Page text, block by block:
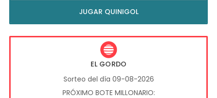
JUGAR QUINIGOL
EL GORDO
Sorteo del día 09-08-2026
PRÓXIMO BOTE MILLONARIO: